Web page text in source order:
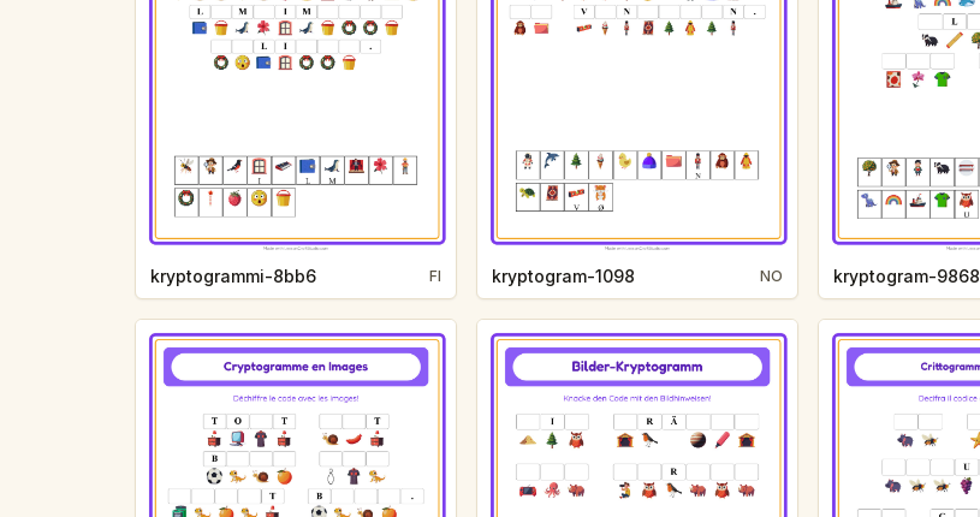
kryptogrammi-8bb6 FI kryptogram-1098 NO kryptogram-9868